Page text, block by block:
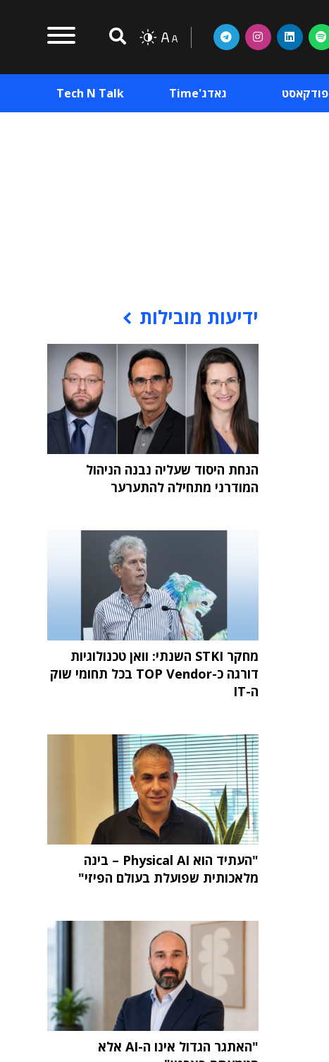
פודקאסט גאדג'Time Tech N Talk
ידיעות מובילות
הנחת היסוד שעליה נבנה הניהול
המודרני מתחילה להתערער
מחקר STKI השנתי: וואן טכנולוגיות
דורגה כ-TOP Vendor בכל תחומי שוק
ה-IT
"העתיד הוא Physical AI – בינה
מלאכותית שפועלת בעולם הפיזי"
"האתגר הגדול אינו ה-AI אלא